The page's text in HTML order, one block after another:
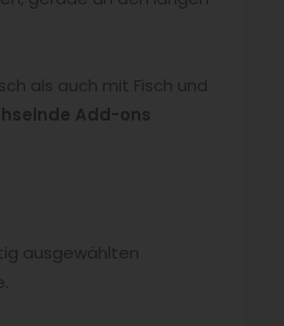
als auch mit Fisch und
Add-ons
ausgewählten